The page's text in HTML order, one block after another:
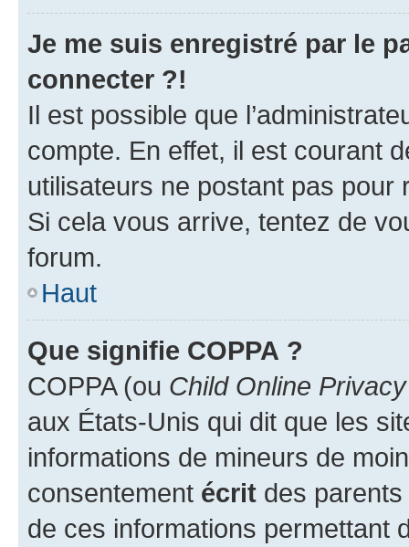
Je me suis enregistré par le
connecter ?!
Il est possible que
compte. En effet, il est courant
utilisateurs ne postant pas pour
Si cela vous arrive, tentez de
forum.
Haut
Que signifie COPPA ?
COPPA (ou Child Online
aux États-Unis qui dit que les
informations de mineurs de
consentement écrit des parents
de ces informations permettant